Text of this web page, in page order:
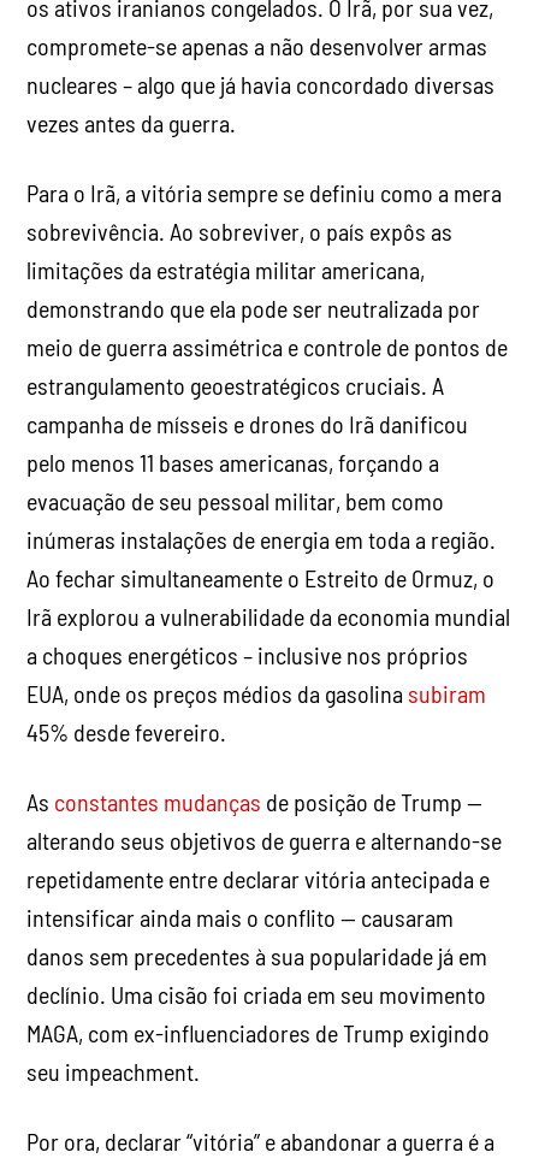
os ativos iranianos congelados. O Irã, por sua vez,
compromete-se apenas a não desenvolver armas
nucleares – algo que já havia concordado diversas
vezes antes da guerra.
Para o Irã, a vitória sempre se definiu como a mera
sobrevivência. Ao sobreviver, o país expôs as
limitações da estratégia militar americana,
demonstrando que ela pode ser neutralizada por
meio de guerra assimétrica e controle de pontos de
estrangulamento geoestratégicos cruciais. A
campanha de mísseis e drones do Irã danificou
pelo menos 11 bases americanas, forçando a
evacuação de seu pessoal militar, bem como
inúmeras instalações de energia em toda a região.
Ao fechar simultaneamente o Estreito de Ormuz, o
Irã explorou a vulnerabilidade da economia mundial
a choques energéticos – inclusive nos próprios
EUA, onde os preços médios da gasolina subiram
45% desde fevereiro.
As constantes mudanças de posição de Trump —
alterando seus objetivos de guerra e alternando-se
repetidamente entre declarar vitória antecipada e
intensificar ainda mais o conflito — causaram
danos sem precedentes à sua popularidade já em
declínio. Uma cisão foi criada em seu movimento
MAGA, com ex-influenciadores de Trump exigindo
seu impeachment.
Por ora, declarar “vitória” e abandonar a guerra é a